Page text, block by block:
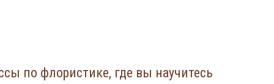
по флористике, где вы научитесь